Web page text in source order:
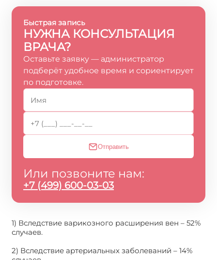
Быстрая запись
НУЖНА КОНСУЛЬТАЦИЯ
ВРАЧА?
Оставьте заявку — администратор
подберёт удобное время и сориентирует
по подготовке.
Отправить
Или позвоните нам:
+7 (499) 600-03-03
1) Вследствие варикозного расширения вен – 52%
случаев.
2) Вследствие артериальных заболеваний – 14%